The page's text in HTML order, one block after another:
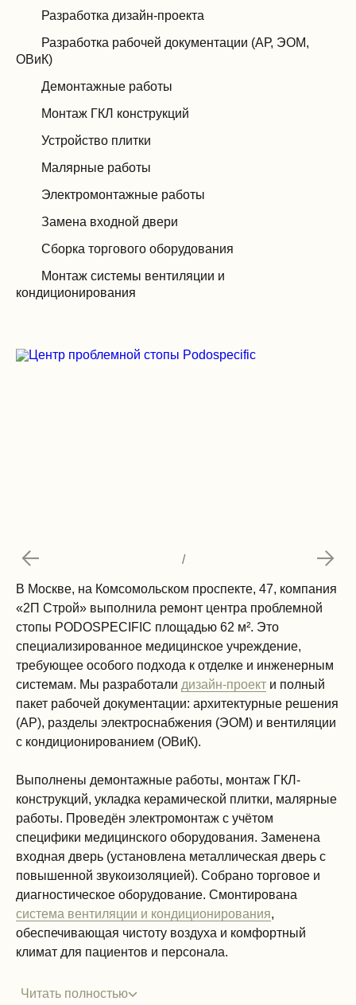
Разработка дизайн-проекта
Разработка рабочей документации (АР, ЭОМ,
ОВиК)
Демонтажные работы
Монтаж ГКЛ конструкций
Устройство плитки
Малярные работы
Электромонтажные работы
Замена входной двери
Сборка торгового оборудования
Монтаж системы вентиляции и
кондиционирования
/
В Москве, на Комсомольском проспекте, 47, компания
«2П Строй» выполнила ремонт центра проблемной
стопы PODOSPECIFIC площадью 62 м². Это
специализированное медицинское учреждение,
требующее особого подхода к отделке и инженерным
системам. Мы разработали дизайн-проект и полный
пакет рабочей документации: архитектурные решения
(АР), разделы электроснабжения (ЭОМ) и вентиляции
с кондиционированием (ОВиК).
Выполнены демонтажные работы, монтаж ГКЛ-
конструкций, укладка керамической плитки, малярные
работы. Проведён электромонтаж с учётом
специфики медицинского оборудования. Заменена
входная дверь (установлена металлическая дверь с
повышенной звукоизоляцией). Собрано торговое и
диагностическое оборудование. Смонтирована
система вентиляции и кондиционирования,
обеспечивающая чистоту воздуха и комфортный
климат для пациентов и персонала.
Читать полностью